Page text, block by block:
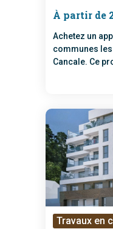
À partir de
Achetez un
communes
Cancale. Ce
Travaux en